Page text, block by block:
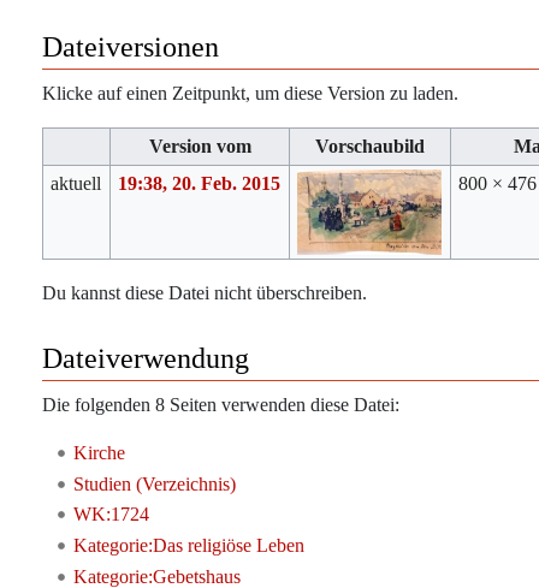
Dateiversionen
Klicke auf einen Zeitpunkt, um diese Version zu laden.
Version vom Vorschaubild
aktuell
19:38, 20. Feb. 2015 800 ×
Du kannst diese Datei nicht überschreiben.
Dateiverwendung
Die folgenden 8 Seiten verwenden diese Datei:
Kirche
Studien (Verzeichnis)
WK:1724
Kategorie:Das religiöse Leben
Kategorie:Gebetshaus